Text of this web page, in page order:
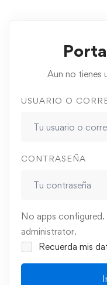
Aun no tienes
USUARIO O
CONTRASEÑA
No apps
administrator.
Recuerda mis